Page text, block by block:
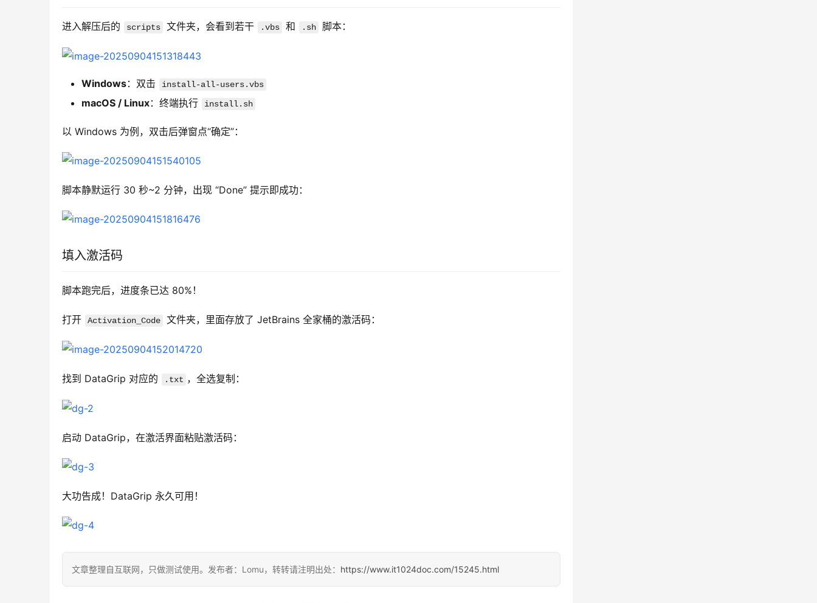
进入解压后的 scripts 文件夹，会看到若干 .vbs 和 .sh 脚本：
Windows：双击 install-all-users.vbs
macOS / Linux：终端执行 install.sh
以 Windows 为例，双击后弹窗点“确定”：
脚本静默运行 30 秒~2 分钟，出现 “Done” 提示即成功：
填入激活码
脚本跑完后，进度条已达 80%！
打开 Activation_Code 文件夹，里面存放了 JetBrains 全家桶的激活码：
找到 DataGrip 对应的 .txt ，全选复制：
启动 DataGrip，在激活界面粘贴激活码：
大功告成！DataGrip 永久可用！
文章整理自互联网，只做测试使用。发布者：Lomu，转转请注明出处： https://www.it1024doc.com/15245.html